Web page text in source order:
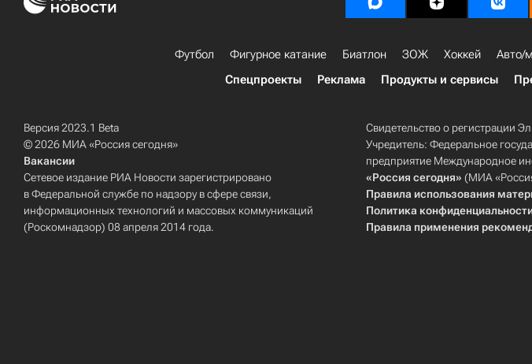
Футбол Фигурное катание Биатлон ЗОЖ Хоккей Авто/
Спецпроекты
Реклама Продукты и сервисы
Версия 2023.1 Beta
© 2026 МИА «Россия сегодня»
Вакансии
Сетевое издание РИА Новости зарегистрировано
в Федеральной службе по надзору в сфере связи,
информационных технологий и массовых коммуникаций
(Роскомнадзор) 08 апреля 2014 года.
Свидетельство о регистрации
Учредитель: Федеральное
предприятие Международное
«Россия сегодня» (МИА
Правила использования
Политика
Правила применения